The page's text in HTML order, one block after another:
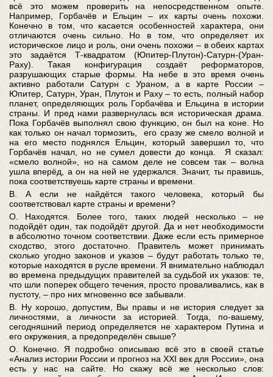
всё это можем проверить на непосредственном опыте.
Например, Горбачёв и Ельцин – их карты очень похожи.
Конечно в том, что касается особенностей характера, они
отличаются очень сильно. Но в том, что определяет их
историческое лицо и роль, они очень похожи – в обеих картах
это задаётся Т-квадратом (Юпитер-Плутон)-Сатурн-(Уран-
Раху). Такая конфигурация создаёт реформаторов,
разрушающих старые формы. На небе в это время очень
активно работали Сатурн с Ураном, а в карте России –
Юпитер, Сатурн, Уран, Плутон и Раху – то есть, полный набор
планет, определяющих роль Горбачёва и Ельцина в истории
страны. И пред нами развернулась вся историческая драма.
Пока Горбачёв выполнял свою функцию, он был на коне. Но
как только он начал тормозить, его сразу же смело волной и
на его место поднялся Ельцин, который завершил то, что
Горбачёв начал, но не сумел довести до конца. Я сказал:
«смело волной», но на самом деле не совсем так – волна
ушла вперёд, а он на ней не удержался. Значит, ты правишь,
пока соответствуешь карте страны и времени.
В. А если не найдётся такого человека, который бы
соответствовал карте страны и времени?
О. Находятся. Более того, таких людей несколько – не
подойдёт один, так подойдёт другой. Да и нет необходимости
в абсолютно точном соответствии. Даже если есть примерное
сходство, этого достаточно. Правитель может принимать
сколько угодно законов и указов – будут работать только те,
которые находятся в русле времени. Я внимательно наблюдал
во времена предыдущих правителей за судьбой их указов: те,
что шли поперек общего течения, просто проваливались, как в
пустоту, – про них мгновенно все забывали.
В. Ну хорошо, допустим, Вы правы и не история следует за
личностями, а личности за историей. Тогда, по-вашему,
сегодняшний период определяется не характером Путина и
его окружения, а предопределён свыше?
О. Конечно. Я подробно описываю всё это в своей статье
«Анализ истории России и прогноз на XXI век для России», она
есть у нас на сайте. Но скажу всё же несколько слов: